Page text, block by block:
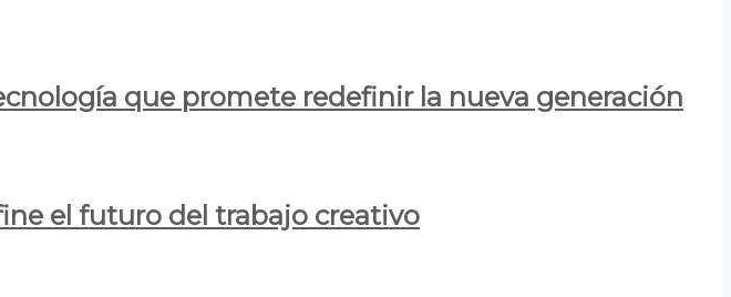
que promete redefinir la nueva generación
el futuro del trabajo creativo